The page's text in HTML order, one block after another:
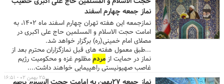
سرا، ایستگاه متروی شهید بهشتی و همچنین پارکینگ
عمومی مجموعه چهل سرا در خیابان شهید نقدی، خود را
به این نمایشگاه برسانند. ...
نماز جمعه چهارم اسفند
نمازجمعه این هفته تهران چهارم اسفند ماه ۱۴۰۲، به
امامت حجت الاسلام و المسلمین حاج علی اکبری در
مصلای امام خمینی(ره) برگزار خواهد شد.
...طبق معمول هفته های قبل نمازگزاران محترم بعد از
نماز در حمایت ازمردممظلوم غزه و محکومیت رژیم
غاصب صهیونیستی راهپیمایی خواهند داشت....
۲۵ بهمن ۰۲ - ۱۶:۵۱